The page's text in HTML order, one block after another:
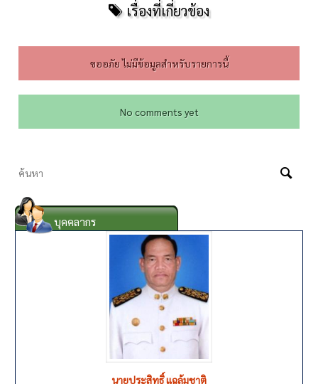
เรื่องที่เกี่ยวข้อง
ขออภัย ไม่มีข้อมูลสำหรับรายการนี้
No comments yet
บุคคลากร
นายรุ่งโรจน์ สำอางค์